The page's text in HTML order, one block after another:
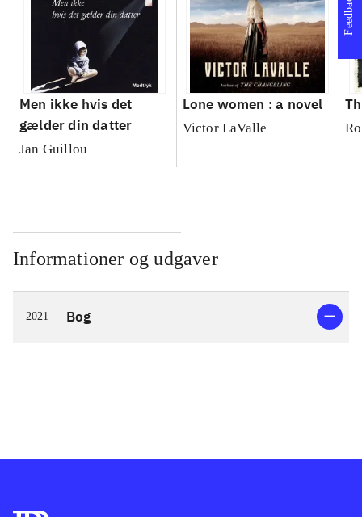
Men ikke hvis det
gælder din datter
Jan Guillou
Lone women : a novel
Victor LaValle
Informationer og udgaver
2021 Bog
Feedback